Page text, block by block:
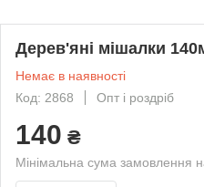
Дерев'яні мішалки
Немає в наявності
Код: 2868
Опт і роздріб
140 ₴
Мінімальна сума замовлення